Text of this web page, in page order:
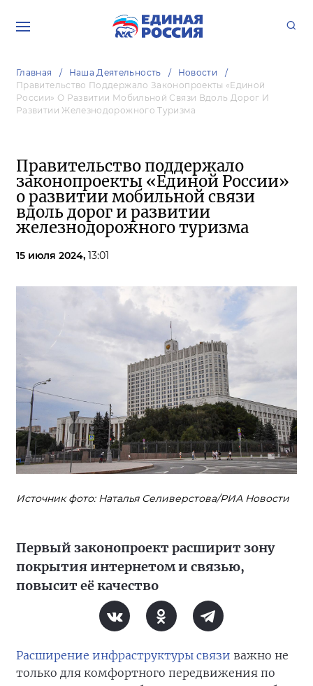
Главная Наша Деятельность
Новости
Правительство Поддержало Законопроекты «Единой
России» О Развитии Мобильной Связи Вдоль Дорог И
Развитии Железнодорожного Туризма
Правительство поддержало
законопроекты «Единой России»
о развитии мобильной связи
вдоль дорог и развитии
железнодорожного туризма
15 июля 2024, 13:01
Источник фото: Наталья Селиверстова/РИА Новости
Первый законопроект расширит зону
покрытия интернетом и связью,
повысит её качество
Расширение инфраструктуры связи важно не
только для комфортного передвижения по